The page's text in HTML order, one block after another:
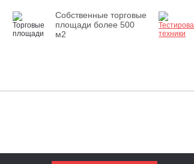
Собственные торговые
площади более 500
м2